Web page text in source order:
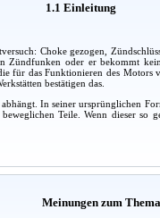
1.1 Einleitung
Choke gezogen,
oder er bekommt
für das Funktionieren des
bestätigen das.
In seiner ursprünglichen
Teile. Wenn dieser so
Meinungen zum Thema